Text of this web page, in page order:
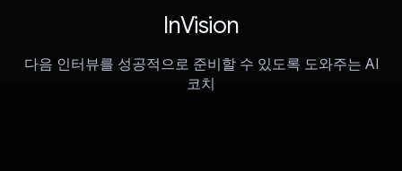
InVision
다음 인터뷰를 성공적으로 준비할 수 있도록 도와주는 AI
코치